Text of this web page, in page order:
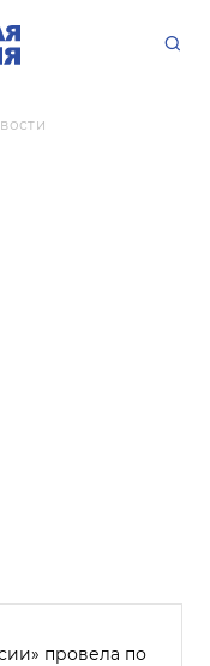
провела по